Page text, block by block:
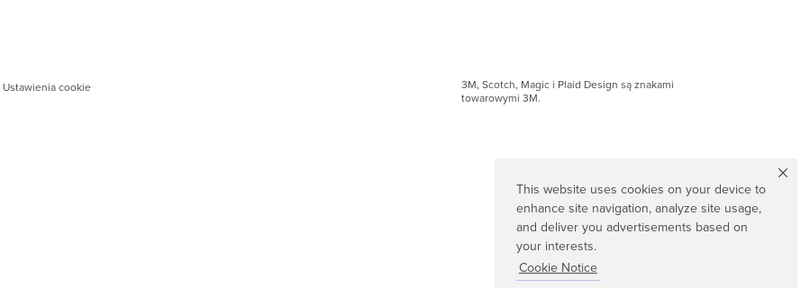
This website uses cookies on your device to
enhance site navigation, analyze site usage,
and deliver you advertisements based on
your interests.
Cookie Notice
Ustawienia cookie
3M, Scotch, Magic i Plaid Design są znakami
towarowymi 3M.